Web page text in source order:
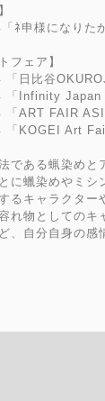
ﾈ申様になりた
フェア】
「日比谷
「Infinity Japan
「ART FAIR
「KOGEI Art
である蝋染めと
に蠟染めやミシ
るキャラクター
れ物としてのキ
、自分自身の感